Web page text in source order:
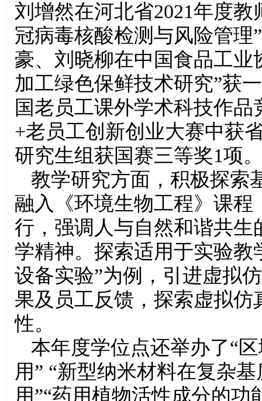
刘增然在河北省2021年度
冠病毒核酸检测与风险管
豪、刘晓柳在中国食品工
加工绿色保鲜技术研究”获
国老员工课外学术科技作
+老员工创新创业大赛中获
研究生组获国赛三等奖1项
教学研究方面，积极探索
融入《环境生物工程》课
行，强调人与自然和谐共
学精神。探索适用于实验教
设备实验”为例，引进虚拟
果及员工反馈，探索虚拟
性。
本年度学位点还举办了“
用” “新型纳米材料在复杂
用”“药用植物活性成分的